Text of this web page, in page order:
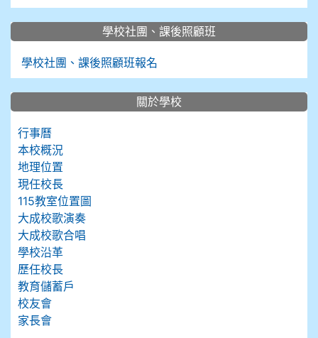
學校社團、課後照顧班
學校社團、課後照顧班報名
關於學校
行事曆
本校概況
地理位置
現任校長
115教室位置圖
大成校歌演奏
大成校歌合唱
學校沿革
歷任校長
教育儲蓄戶
校友會
家長會